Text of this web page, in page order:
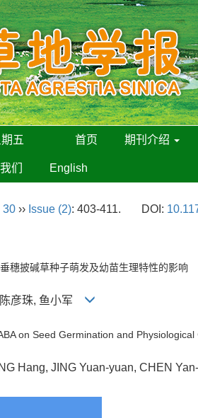
五 首页 期刊介绍
们 English
30 ›› Issue (2): 403-411. DOI:
穗披碱草种子萌发及幼苗生理特性的影响
彦珠, 鱼小军
on Seed Germination and
Hang, JING Yuan-yuan, CHEN